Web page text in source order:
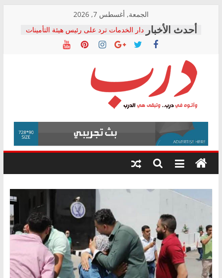
content
الجمعة, أغسطس 7, 2026
دار الخدمات ترد على رئيس هيئة التأمينات
بعد مؤتمره الصحفي: إنكار الأزمة لا ينهي
معاناة أصحاب المعاشات.. ونطالب بكشف
فرحات سليمان يكتب: القطاع الصحي إلى
أين؟
حزب التحالف الشعبي يطلق لجنة “الحق
في الصحة” بالإسكندرية لرصد الانتهاكات
ودعم المرضى
الوزاري لمدينة الصحفيين.. وانتهاء أعمال
إنشاء المبنى الإداري
المجلس القومي لحقوق الإنسان يعلن
متابعة قضية الدكتور محمد زهران.. ويؤكد:
قرينة البراءة وضمانات المحاكمة العادلة
درب
وأتوه
درب..
وتبقى
هي